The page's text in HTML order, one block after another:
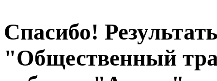
Спасибо!
"Общественный